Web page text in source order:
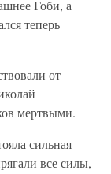
Гоби, а
теперь
от
мертвыми.
сильная
все силы,